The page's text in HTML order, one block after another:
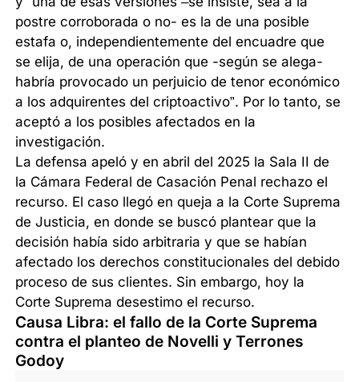
postre corroborada o no- es la de una posible
estafa o, independientemente del encuadre que
se elija, de una operación que -según se alega-
habría provocado un perjuicio de tenor económico
a los adquirentes del criptoactivo”. Por lo tanto, se
aceptó a los posibles afectados en la
investigación.
La defensa apeló y en abril del 2025 la Sala II de
la Cámara Federal de Casación Penal rechazo el
recurso. El caso llegó en queja a la Corte Suprema
de Justicia, en donde se buscó plantear que la
decisión había sido arbitraria y que se habían
afectado los derechos constitucionales del debido
proceso de sus clientes. Sin embargo, hoy la
Corte Suprema desestimo el recurso.
Causa Libra: el fallo de la Corte Suprema
contra el planteo de Novelli y Terrones
Godoy